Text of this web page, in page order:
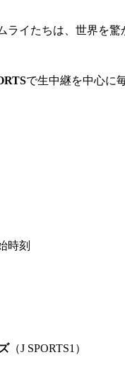
イたちは、世界を
で生中継を中心に
時刻
（J SPORTS1）